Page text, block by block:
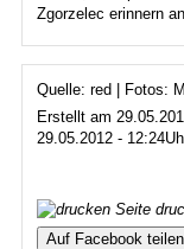
Zgorzelec erinnern an
Quelle: red | Fotos:
Erstellt am
29.05.2012 -
Seite
Auf Facebook teilen